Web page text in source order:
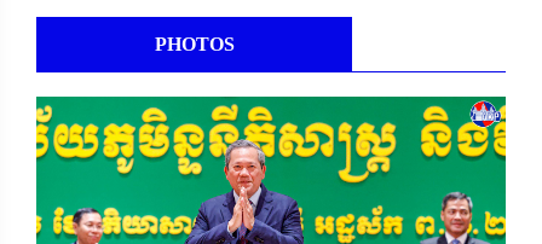
PHOTOS